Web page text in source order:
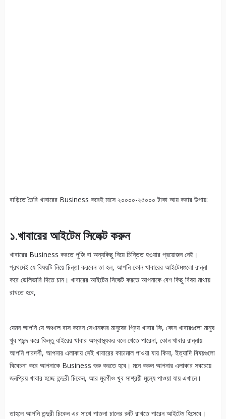
বাড়িতে তৈরি খাবারের Business করেই মাসে ২০০০০-২৫০০০ টাকা আয় করার উপায়:
১.খাবারের আইটেম সিলেক্ট করুন
খাবারের Business করতে পুজি বা অন্যকিছু নিয়ে চিন্তিত হওয়ার প্রয়োজন নেই।
প্রথমেই যে বিষয়টি নিয়ে চিন্তা করবেন তা হল, আপনি কোন খাবারের আইটেমগুলো রান্না
করে ডেলিভারি দিতে চান। খাবারের আইটেম সিলেক্ট করতে আপনাকে বেশ কিছু বিষয় মাথায়
রাখতে হবে,
যেমন আপনি যে অঞ্চলে বাস করেন সেখানকার মানুষের প্রিয় খাবার কি, কোন খাবারগুলো মানুষ
খুব পছন্দ করে কিন্তু বাইরের খাবার অস্বাস্থ্যকর বলে খেতে পারেনা, কোন খাবার রান্নায়
আপনি পারদর্শী, আপনার এলাকায় সেই খাবারের কাচামাল পাওয়া যায় কিনা, ইত্যাদি বিষয়গুলো
বিবেচনা করে আপনাকে Business শুরু করতে হবে। মনে করুন আপনার এলাকার সবচেয়ে
জনপ্রিয় খাবার হচ্ছে তন্দুরী চিকেন, আর মুরগীও খুব সাশ্রয়ী মুল্যে পাওয়া যায় এখানে।
তাহলে আপনি তন্দুরী চিকেন এর সাথে পাতলা চালের রুটি রাখতে পারেন আইটেম হিসেবে।